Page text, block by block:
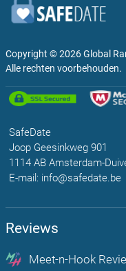
Copyright © 2026Global
Alle rechten voorbehouden.
SafeDate
Joop Geesinkweg 901
1114 AB Amsterdam-
E-mail: info@safedate.be
Reviews
Meet-n-Hook